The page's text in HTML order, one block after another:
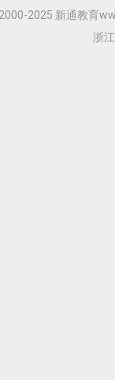
2025 新通教育
浙